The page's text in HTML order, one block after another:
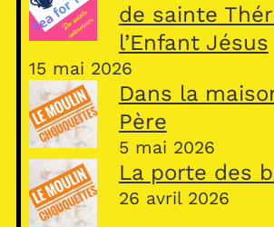
de sainte
l’Enfant Jésus
15 mai 2026
Dans la
Père
5 mai 2026
La porte des
26 avril 2026